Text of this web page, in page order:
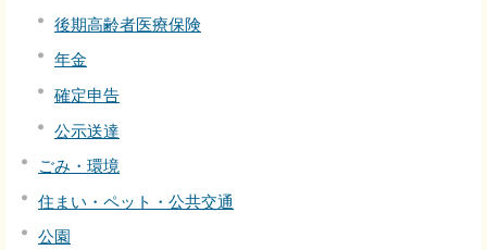
後期高齢者医療保険
年金
確定申告
公示送達
ごみ・環境
住まい・ペット・公共交通
公園